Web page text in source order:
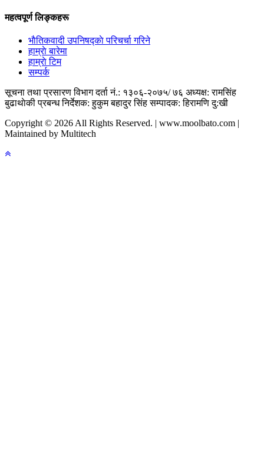
महत्वपूर्ण लिङ्कहरू
भाैतिकवादी उपनिषद्काे परिचर्चा गरिने
हाम्राे बारेमा
हाम्राे टिम
सम्पर्क
सूचना तथा प्रसारण विभाग दर्ता नं.: १३०६-२०७५/ ७६ अध्यक्ष: रामसिंह
बुढाथाेकी प्रबन्ध निर्देशक: हुकुम बहादुर सिंह सम्पादक: हिरामणि दु:खी
Copyright © 2026 All Rights Reserved. | www.moolbato.com |
Maintained by Multitech